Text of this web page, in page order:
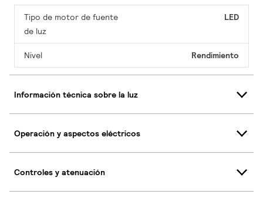
Tipo de motor de fuente
de luz
LED
Nivel Rendimiento
Información técnica sobre la luz
Operación y aspectos eléctricos
Controles y atenuación